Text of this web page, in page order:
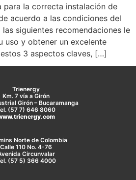
para la correcta instalación de
acuerdo a las condiciones del
siguientes recomendaciones le
uso y obtener un excelente
3 aspectos claves, […]
Norte de Colombia
Calle 110 No. 4-76
Circunvalar
(57 5) 366 4000
Trienergy
Km. 7 vía a Girón
Girón – Bucaramanga
(57 7) 646 8060